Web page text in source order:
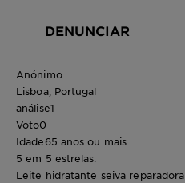
DENUNCIAR
Anónimo
Lisboa, Portugal
análise1
Voto0
Idade65 anos ou mais
5 em 5 estrelas.
Leite hidratante seiva reparadora